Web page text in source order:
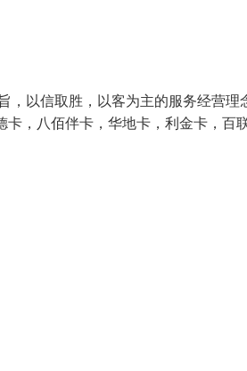
，以信取胜，以客为主的服务经营理
，八佰伴卡，华地卡，利金卡，百